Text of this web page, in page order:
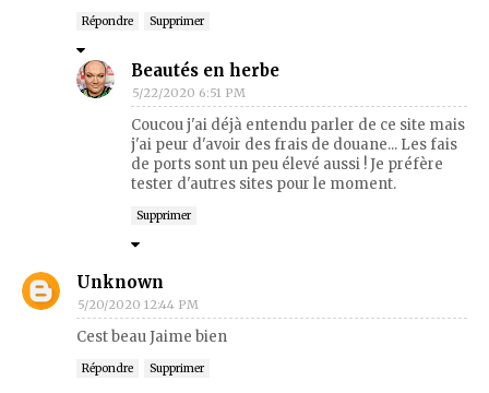
Répondre Supprimer
Beautés en herbe
5/22/2020 6:51 PM
Coucou j'ai déjà entendu parler de ce site mais
j'ai peur d'avoir des frais de douane... Les fais
de ports sont un peu élevé aussi ! Je préfère
tester d'autres sites pour le moment.
Supprimer
Unknown
5/20/2020 12:44 PM
Cest beau Jaime bien
Répondre Supprimer